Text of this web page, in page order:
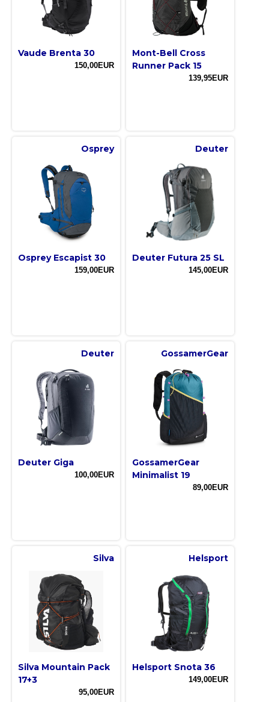
Vaude Brenta 30
150,00EUR
Mont-Bell Cross
Runner Pack 15
139,95EUR
Osprey
Osprey Escapist 30
159,00EUR
Deuter
Deuter Futura 25 SL
145,00EUR
Deuter
Deuter Giga
100,00EUR
GossamerGear
GossamerGear
Minimalist 19
89,00EUR
Silva
Silva Mountain Pack
17+3
95,00EUR
Helsport
Helsport Snota 36
149,00EUR